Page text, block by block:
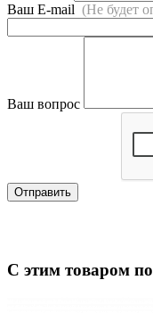
Ваш E-mail (Не будет
Ваш вопрос
Отправить
С этим товаром